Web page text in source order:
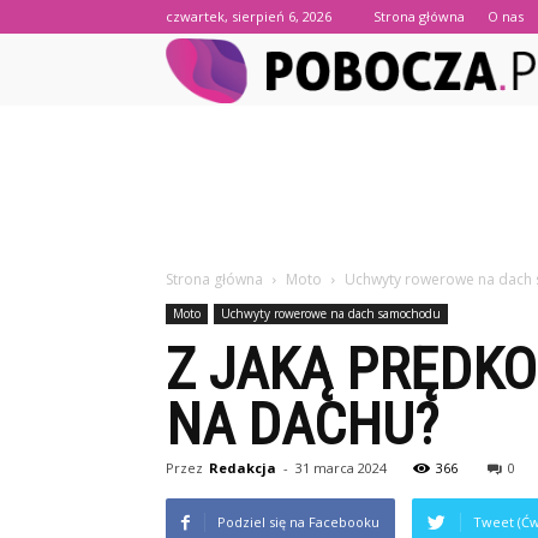
czwartek, sierpień 6, 2026 Strona główna O nas
Strona główna Moto Uchwyty rowerowe na dach
Moto Uchwyty rowerowe na dach samochodu
Z JAKĄ
NA DACHU?
Przez Redakcja - 31 marca 2024 366 0
Podziel się na Facebooku Tweet